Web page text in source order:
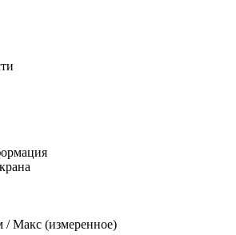
/ Макс (измеренное)